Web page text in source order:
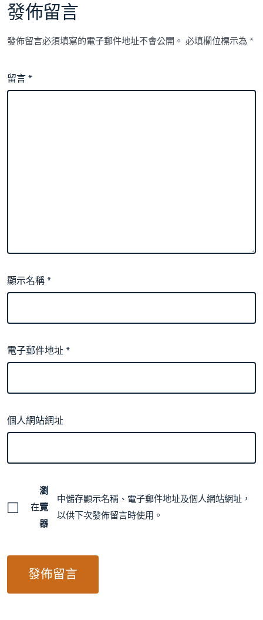
發佈留言
發佈留言必須填寫的電子郵件地址不會公開。 必填欄位標示為*
留言*
顯示名稱*
電子郵件地址*
個人網站網址
在
瀏
覽
器
中儲存顯示名稱、電子郵件地址及個人網站網址，
以供下次發佈留言時使用。